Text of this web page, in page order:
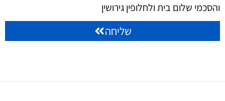
והסכמי שלום בית ולחלופין גירושין
שליחה